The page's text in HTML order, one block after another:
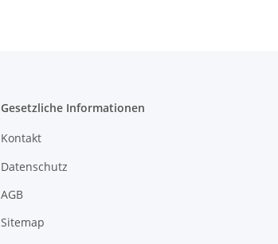
Gesetzliche Informationen
Kontakt
Datenschutz
AGB
Sitemap